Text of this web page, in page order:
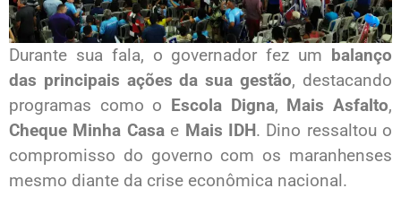
Durante sua fala, o governador fez um balanço
das principais ações da sua gestão, destacando
programas como o Escola Digna, Mais Asfalto,
Cheque Minha Casae Mais IDH. Dino ressaltou o
compromisso do governo com os maranhenses
mesmo diante da crise econômica nacional.